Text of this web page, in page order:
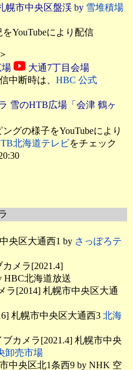
幌市中央区盤渓 by 雪堆積場
YouTubeにより配信
場
大通7丁目会場
中断時は、 HBC 公式
雪のHTB広場「会津 鶴ヶ
グの様子をYouTubeにより
北海道テレビをチェック
央区大通西1 by さっぽろテ
メラ[2021.4]
HBC北海道放送
ラ[2014] 札幌市中央区大通
札幌市中央区大通西3 北海
カメラ[2021.4] 札幌市中央
卸売市場
中央区北1条西9 by NHK 空